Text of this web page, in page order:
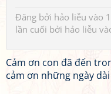
Đăng bởi hảo liễu vào
lần cuối bởi hảo liễu
Cảm ơn con đã đến
cảm ơn những ngày